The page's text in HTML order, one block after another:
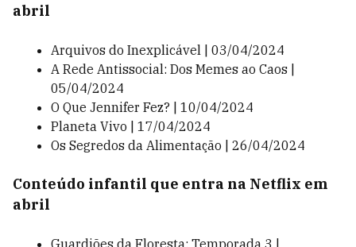
abril
Arquivos do Inexplicável | 03/04/2024
A Rede Antissocial: Dos Memes ao Caos |
05/04/2024
O Que Jennifer Fez? | 10/04/2024
Planeta Vivo | 17/04/2024
Os Segredos da Alimentação | 26/04/2024
Conteúdo infantil que entra na Netflix em
abril
Guardiões da Floresta: Temporada 3 |